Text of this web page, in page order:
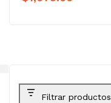
Filtrar productos